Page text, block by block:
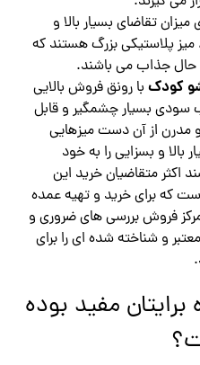
تقاضای بسیار بالا و
پلاستیکی بزرگ هستند که
حال جذاب می باشند.
کودک با رونق فروش بالایی
سودی بسیار چشمگیر و قابل
مدرن از آن دست میزهایی
و بسزایی را به خود
اکثر متقاضیان خرید این
که برای خرید و تهیه عمده
فروش بررسی های ضروری و
و شناخته شده ای را برای
مفید بوده